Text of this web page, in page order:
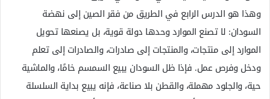
وهذا هو الدرس الرابع في الطريق من فقر الصين إلى نهضة
السودان: لا تصنع الموارد وحدها دولة قوية، بل يصنعها تحويل
الموارد إلى منتجات، والمنتجات إلى صادرات، والصادرات إلى تعلم
ودخل وفرص عمل. فإذا ظل السودان يبيع السمسم خامًا، والماشية
حية، والجلود مهملة، والقطن بلا صناعة، فإنه يبيع بداية السلسلة